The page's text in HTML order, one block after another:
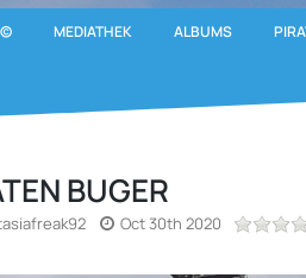
MEDIATHEK ALBUMS
BUGER
Oct 30th 2020